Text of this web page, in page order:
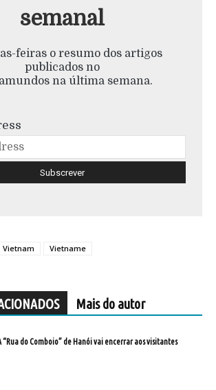
semanal
feiras o resumo dos artigos
publicados no
na última semana.
Vietnam Vietname
Mais do autor
“Rua do Comboio” de Hanói vai encerrar aos visitantes